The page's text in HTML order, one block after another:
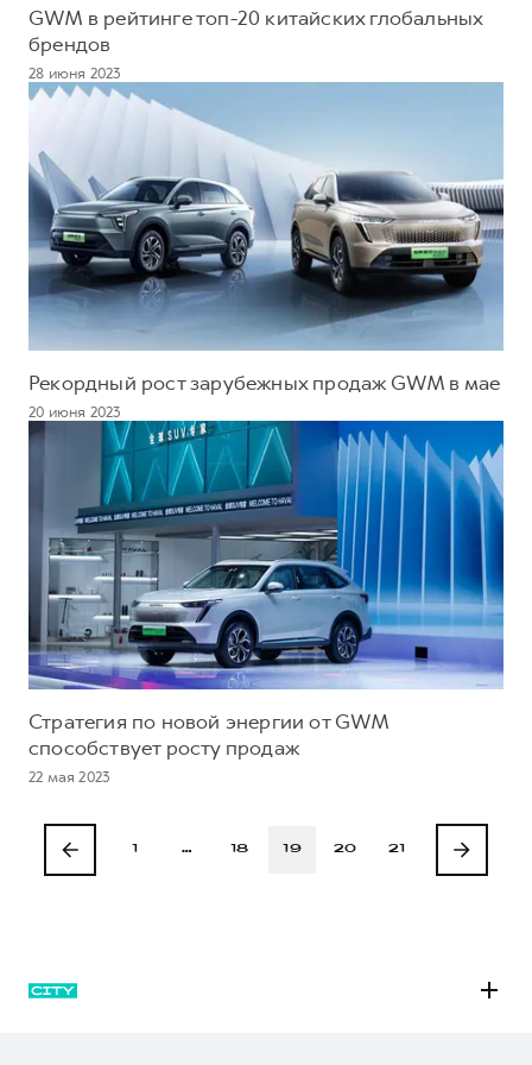
GWM в рейтинге топ-20 китайских глобальных
брендов
28 июня 2023
Рекордный рост зарубежных продаж GWM в мае
20 июня 2023
Стратегия по новой энергии от GWM
способствует росту продаж
22 мая 2023
1 … 18 19 20 21